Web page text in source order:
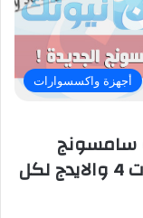
أجهزة واكسسوارات
سامسونج
الجالكسي اس 6 والجالكسي نوت 4 والايدج لكل